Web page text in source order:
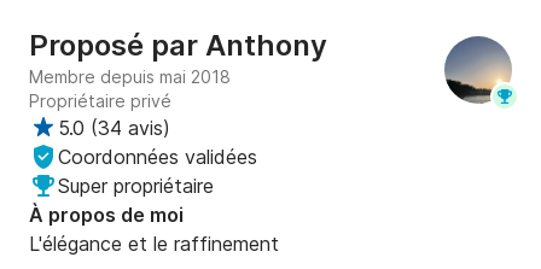
🏖️ Golfe de Saint-Tropez
🌇 Demi-journée Après-midi bronzage
🕒 14h30 – 18h30
💶 790 €
⛽ Carburant  et skipper : 350 € à payer au depart
Proposé par Anthony
Membre depuis mai 2018
Propriétaire privé
5.0 (34 avis)
Coordonnées validées
Super propriétaire
À propos de moi
L'élégance et le raffinement